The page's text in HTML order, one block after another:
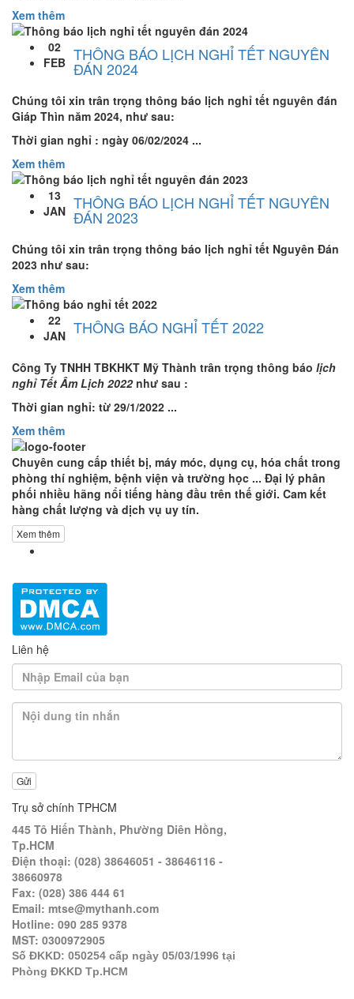
Xem thêm
02
FEB THÔNG BÁO LỊCH NGHỈ TẾT NGUYÊN
ĐÁN 2024
Chúng tôi xin trân trọng thông báo lịch nghỉ tết nguyên đán
Giáp Thìn năm 2024, như sau:
Thời gian nghỉ : ngày 06/02/2024 ...
Xem thêm
13
JAN THÔNG BÁO LỊCH NGHỈ TẾT NGUYÊN
ĐÁN 2023
Chúng tôi xin trân trọng thông báo lịch nghỉ tết Nguyên Đán
2023 như sau:
Xem thêm
22
JAN THÔNG BÁO NGHỈ TẾT 2022
Công Ty TNHH TBKHKT Mỹ Thành trân trọng thông báo lịch
nghỉ Tết Âm Lịch 2022như sau :
Thời gian nghỉ: từ 29/1/2022 ...
Xem thêm
Chuyên cung cấp thiết bị, máy móc, dụng cụ, hóa chất trong
phòng thí nghiệm, bệnh viện và trường học ... Đại lý phân
phối nhiều hãng nổi tiếng hàng đầu trên thế giới. Cam kết
hàng chất lượng và dịch vụ uy tín.
Xem thêm
Liên hệ
Gửi
Trụ sở chính TPHCM
445 Tô Hiến Thành, Phường Diên Hồng,
Tp.HCM
Điện thoại: (028) 38646051 - 38646116 -
38660978
Fax: (028) 386 444 61
Email: mtse@mythanh.com
Hotline: 090 285 9378
MST: 0300972905
Số ĐKKD: 050254 cấp ngày 05/03/1996 tại
Phòng ĐKKD Tp.HCM